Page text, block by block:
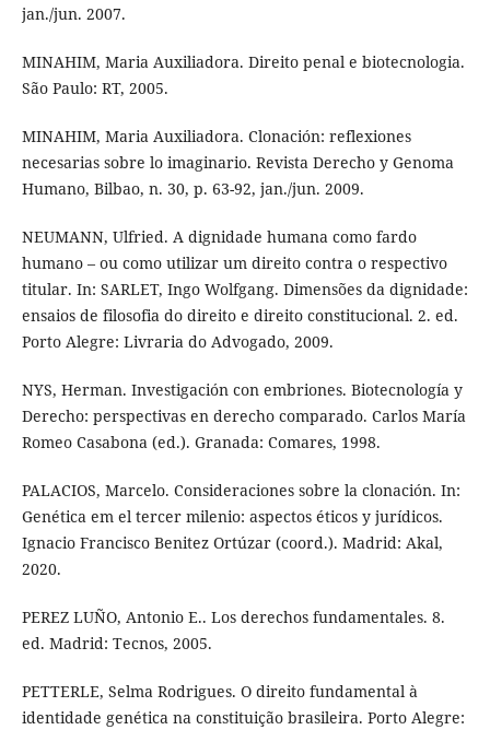
jan./jun. 2007.
MINAHIM, Maria Auxiliadora. Direito penal e biotecnologia.
São Paulo: RT, 2005.
MINAHIM, Maria Auxiliadora. Clonación: reflexiones
necesarias sobre lo imaginario. Revista Derecho y Genoma
Humano, Bilbao, n. 30, p. 63-92, jan./jun. 2009.
NEUMANN, Ulfried. A dignidade humana como fardo
humano – ou como utilizar um direito contra o respectivo
titular. In: SARLET, Ingo Wolfgang. Dimensões da dignidade:
ensaios de filosofia do direito e direito constitucional. 2. ed.
Porto Alegre: Livraria do Advogado, 2009.
NYS, Herman. Investigación con embriones. Biotecnología y
Derecho: perspectivas en derecho comparado. Carlos María
Romeo Casabona (ed.). Granada: Comares, 1998.
PALACIOS, Marcelo. Consideraciones sobre la clonación. In:
Genética em el tercer milenio: aspectos éticos y jurídicos.
Ignacio Francisco Benitez Ortúzar (coord.). Madrid: Akal,
2020.
PEREZ LUÑO, Antonio E.. Los derechos fundamentales. 8.
ed. Madrid: Tecnos, 2005.
PETTERLE, Selma Rodrigues. O direito fundamental à
identidade genética na constituição brasileira. Porto Alegre: